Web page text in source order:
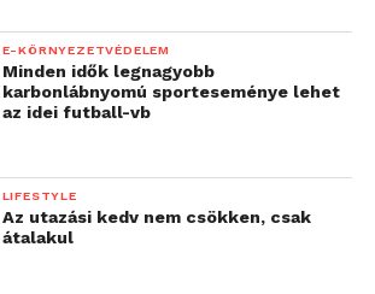
E-KÖRNYEZETVÉDELEM
Minden idők legnagyobb
karbonlábnyomú sporteseménye lehet
az idei futball-vb
LIFESTYLE
Az utazási kedv nem csökken, csak
átalakul